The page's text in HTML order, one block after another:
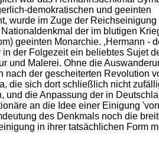
demokratischen und geeinten
wurde im Zuge der Reichseinigung
der im blutigen
geeinten Monarchie. ‚Hermann -
in der Folgezeit ein beliebtes Sujet
und Malerei. Ohne die
nach der gescheiterten Revolution
die sich dort schließlich nicht
und die Anpassung der in
an die Idee einer Einigung
des Denkmals noch die
in ihrer tatsächlichen Form